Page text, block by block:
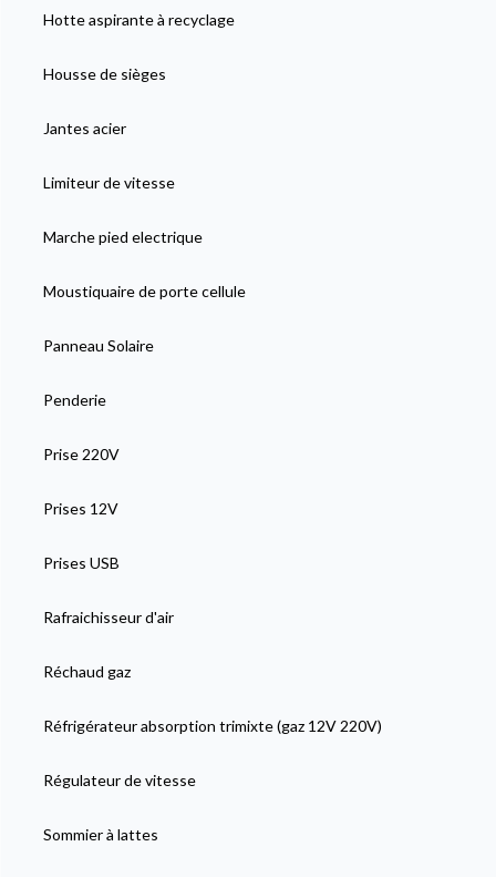
Hotte aspirante à recyclage
Housse de sièges
Jantes acier
Limiteur de vitesse
Marche pied electrique
Moustiquaire de porte cellule
Panneau Solaire
Penderie
Prise 220V
Prises 12V
Prises USB
Rafraichisseur d'air
Réchaud gaz
Réfrigérateur absorption trimixte (gaz 12V 220V)
Régulateur de vitesse
Sommier à lattes